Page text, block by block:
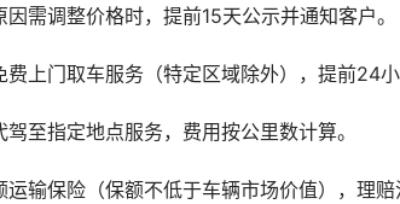
需调整价格时，提前15天公示并通知客户。
上门取车服务（特定区域除外），提前24小
至指定地点服务，费用按公里数计算。
输保险（保额不低于车辆市场价值），理赔